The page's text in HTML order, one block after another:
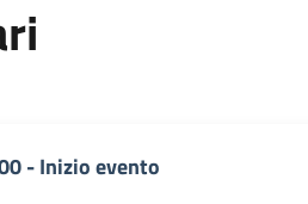
- Inizio evento